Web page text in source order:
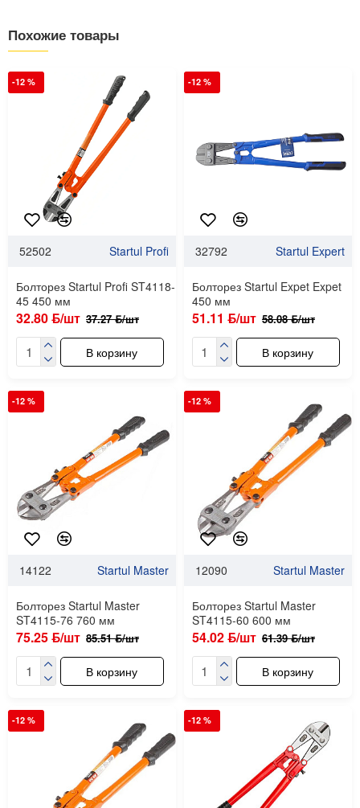
Похожие товары
-12 %
52502 Startul Profi
Болторез Startul Profi ST4118-
45 450 мм
32.80 ƃ/шт 37.27 ƃ/шт
В корзину
-12 %
32792 Startul Expert
Болторез Startul Expet Expet
450 мм
51.11 ƃ/шт 58.08 ƃ/шт
В корзину
-12 %
14122 Startul Master
Болторез Startul Master
ST4115-76 760 мм
75.25 ƃ/шт 85.51 ƃ/шт
В корзину
-12 %
12090 Startul Master
Болторез Startul Master
ST4115-60 600 мм
54.02 ƃ/шт 61.39 ƃ/шт
В корзину
-12 % -12 %